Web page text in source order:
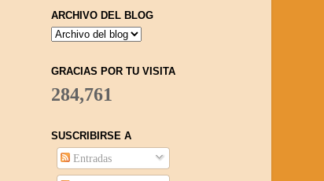
ARCHIVO DEL BLOG
GRACIAS POR TU VISITA
284,761
SUSCRIBIRSE A
Entradas